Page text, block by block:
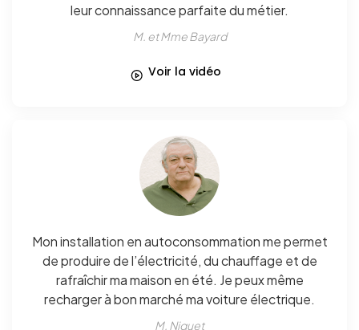
leur connaissance parfaite du métier.
M. et Mme Bayard
Voir la vidéo
Mon installation en autoconsommation me permet
de produire de l’électricité, du chauffage et de
rafraîchir ma maison en été. Je peux même
recharger à bon marché ma voiture électrique.
M. Niquet